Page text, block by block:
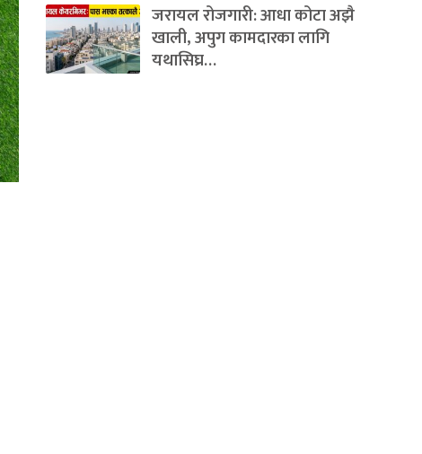
जरायल रोजगारी: आधा कोटा अझै
खाली, अपुग कामदारका लागि
यथासिघ्र…